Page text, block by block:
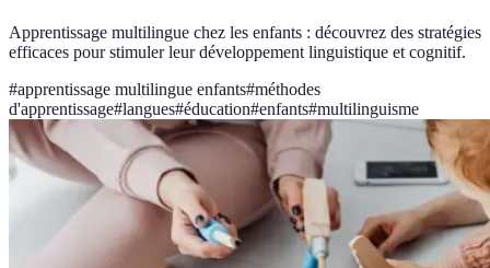
Apprentissage multilingue chez les enfants : découvrez des stratégies
efficaces pour stimuler leur développement linguistique et cognitif.
#apprentissage multilingue enfants#méthodes
d'apprentissage#langues#éducation#enfants#multilinguisme